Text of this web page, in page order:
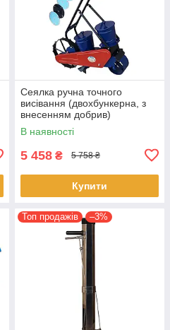
Сеялка ручна точного
висівання (двохбункерна, з
внесенням добрив)
В наявності
5 458 ₴ 5 758 ₴
Купити
Топ продажів –3%